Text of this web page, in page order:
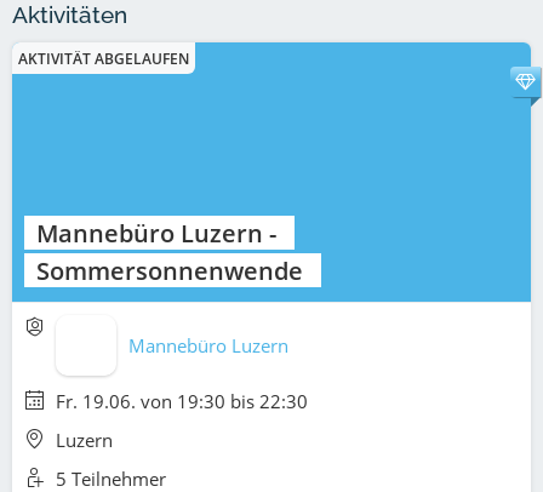
Aktivitäten
AKTIVITÄT ABGELAUFEN
Mannebüro Luzern -
Sommersonnenwende
Mannebüro Luzern
Fr. 19.06. von 19:30 bis 22:30
Luzern
5 Teilnehmer